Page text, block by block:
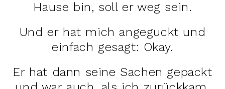
Hause bin, soll er weg sein.
Und er hat mich angeguckt und
einfach gesagt: Okay.
Er hat dann seine Sachen gepackt